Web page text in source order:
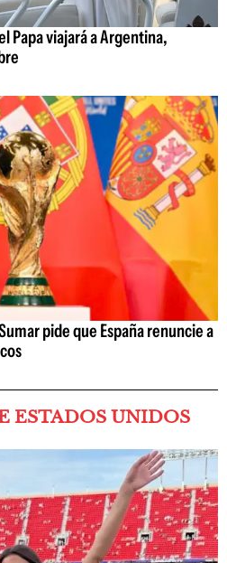
Papa viajará a Argentina,
pide que España renuncie a
ESTADOS UNIDOS